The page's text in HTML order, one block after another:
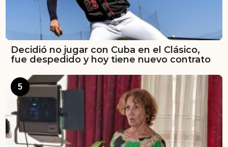
Decidió no jugar con Cuba en el Clásico,
fue despedido y hoy tiene nuevo contrato
5